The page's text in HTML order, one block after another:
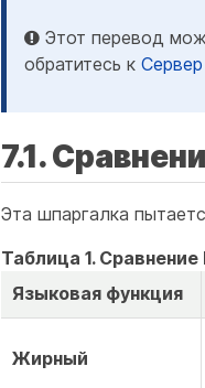
Этот перевод
обратитесь к
7.1.
Эта шпаргалка
Таблица 1.
Языковая функция
Жирный